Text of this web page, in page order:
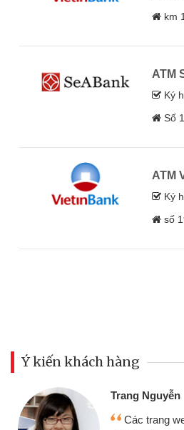
km
ATM
Ký
Số
ATM
Ký
số
Ý kiến khách hàng
online sử dụng thân thiện,